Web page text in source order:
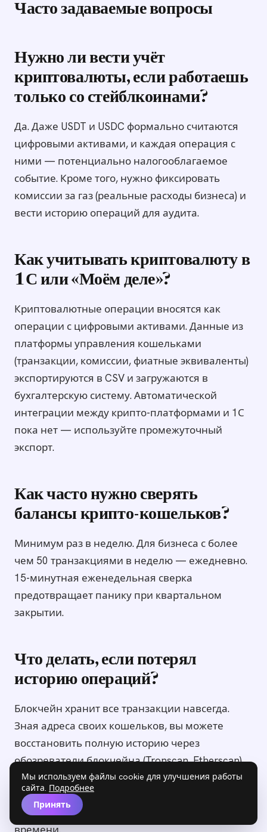
Часто задаваемые вопросы
Нужно ли вести учёт
криптовалюты, если работаешь
только со стейблкоинами?
Да. Даже USDT и USDC формально считаются
цифровыми активами, и каждая операция с
ними — потенциально налогооблагаемое
событие. Кроме того, нужно фиксировать
комиссии за газ (реальные расходы бизнеса) и
вести историю операций для аудита.
Как учитывать криптовалюту в
1С или «Моём деле»?
Криптовалютные операции вносятся как
операции с цифровыми активами. Данные из
платформы управления кошельками
(транзакции, комиссии, фиатные эквиваленты)
экспортируются в CSV и загружаются в
бухгалтерскую систему. Автоматической
интеграции между крипто-платформами и 1С
пока нет — используйте промежуточный
экспорт.
Как часто нужно сверять
балансы крипто-кошельков?
Минимум раз в неделю. Для бизнеса с более
чем 50 транзакциями в неделю — ежедневно.
15-минутная еженедельная сверка
предотвращает панику при квартальном
закрытии.
Что делать, если потерял
историю операций?
Блокчейн хранит все транзакции навсегда.
Зная адреса своих кошельков, вы можете
восстановить полную историю через
обозреватели блокчейна (Tronscan, Etherscan).
Однако категории и назначения платежей
(кому и за что) восстановить не получится —
именно поэтому важно вести учёт в реальном
Мы используем файлы cookie для улучшения работы
сайта. Подробнее
Принять